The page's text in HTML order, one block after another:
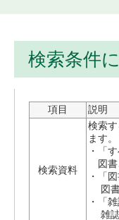
検索条件
項目 説明
検索資料
検索
ます。
・「
図書
・「
図書
・「
雑誌